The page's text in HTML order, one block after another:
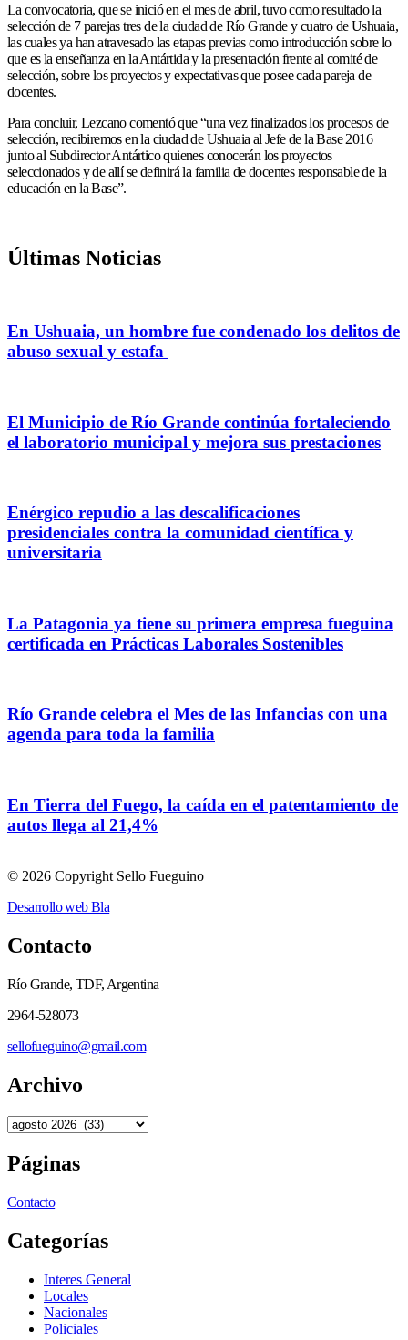
La convocatoria, que se inició en el mes de abril, tuvo como resultado la
selección de 7 parejas tres de la ciudad de Río Grande y cuatro de Ushuaia,
las cuales ya han atravesado las etapas previas como introducción sobre lo
que es la enseñanza en la Antártida y la presentación frente al comité de
selección, sobre los proyectos y expectativas que posee cada pareja de
docentes.
Para concluir, Lezcano comentó que “una vez finalizados los procesos de
selección, recibiremos en la ciudad de Ushuaia al Jefe de la Base 2016
junto al Subdirector Antártico quienes conocerán los proyectos
seleccionados y de allí se definirá la familia de docentes responsable de la
educación en la Base”.
Últimas Noticias
En Ushuaia, un hombre fue condenado los delitos de
abuso sexual y estafa
El Municipio de Río Grande continúa fortaleciendo
el laboratorio municipal y mejora sus prestaciones
Enérgico repudio a las descalificaciones
presidenciales contra la comunidad científica y
universitaria
La Patagonia ya tiene su primera empresa fueguina
certificada en Prácticas Laborales Sostenibles
Río Grande celebra el Mes de las Infancias con una
agenda para toda la familia
En Tierra del Fuego, la caída en el patentamiento de
autos llega al 21,4%
© 2026 Copyright Sello Fueguino
Desarrollo web Bla
Contacto
Río Grande, TDF, Argentina
2964-528073
sellofueguino@gmail.com
Archivo
Páginas
Contacto
Categorías
Interes General
Locales
Nacionales
Policiales